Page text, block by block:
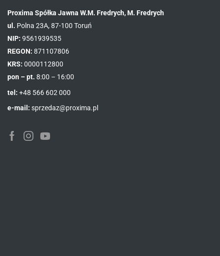
Proxima Spółka Jawna W.M. Fredrych, M. Fredrych
ul. Polna 23A, 87-100 Toruń
NIP: 9561939535
REGON: 871107806
KRS: 0000112800
pon – pt. 8:00 – 16:00
tel: +48 566 602 000
e-mail: sprzedaz@proxima.pl
FacebookInstagramYoutube